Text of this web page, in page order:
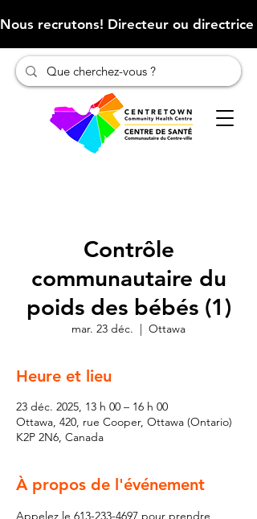
Nous recrutons! Directeur ou
Contrôle
communautaire du
poids des bébés (1)
mar. 23 déc.
  |
Ottawa
Heure et lieu
23 déc. 2025, 13 h 00 – 16 h 00
Ottawa, 420, rue Cooper, Ottawa (Ontario)
K2P 2N6, Canada
À propos de l'événement
Appelez le 613-233-4697 pour prendre